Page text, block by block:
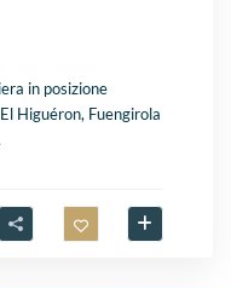
in posizione
Higuéron, Fuengirola